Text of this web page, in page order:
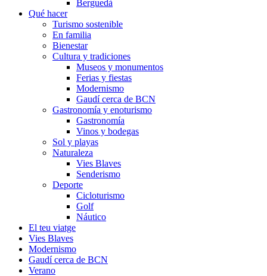
Berguedà
Qué hacer
Turismo sostenible
En familia
Bienestar
Cultura y tradiciones
Museos y monumentos
Ferias y fiestas
Modernismo
Gaudí cerca de BCN
Gastronomía y enoturismo
Gastronomía
Vinos y bodegas
Sol y playas
Naturaleza
Vies Blaves
Senderismo
Deporte
Cicloturismo
Golf
Náutico
El teu viatge
Vies Blaves
Modernismo
Gaudí cerca de BCN
Verano